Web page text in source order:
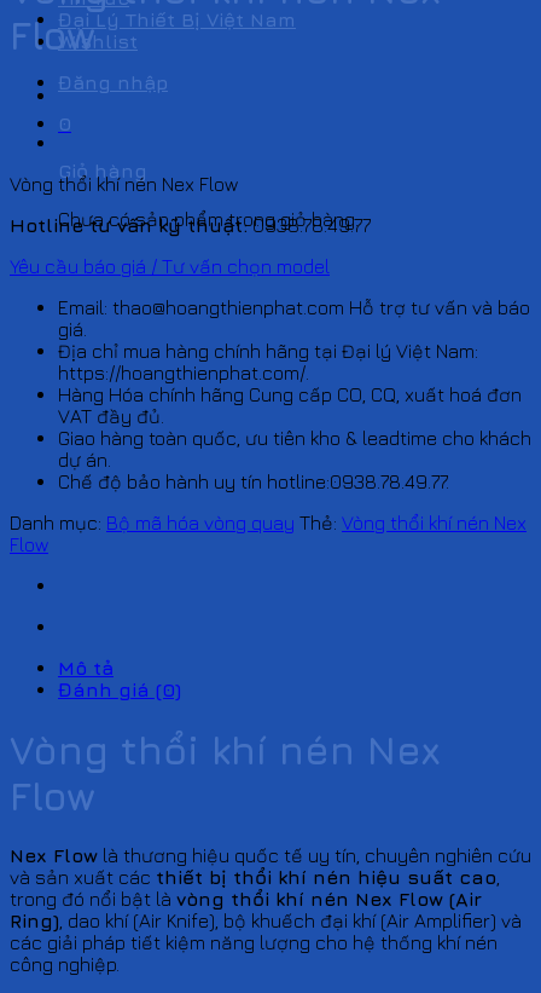
Đại Lý Thiết Bị Việt Nam
Wishlist
Đăng nhập
0
Giỏ hàng
Chưa có sản phẩm trong giỏ hàng.
Flow
Vòng thổi khí nén Nex Flow
Hotline tư vấn kỹ thuật: 0938.78.49.77
Yêu cầu báo giá / Tư vấn chọn model
Email: thao@hoangthienphat.com Hỗ trợ tư vấn và báo
giá.
Địa chỉ mua hàng chính hãng tại Đại lý Việt Nam:
https://hoangthienphat.com/.
Hàng Hóa chính hãng Cung cấp CO, CQ, xuất hoá đơn
VAT đầy đủ.
Giao hàng toàn quốc, ưu tiên kho & leadtime cho khách
dự án.
Chế độ bảo hành uy tín hotline:0938.78.49.77.
Danh mục: Bộ mã hóa vòng quay Thẻ: Vòng thổi khí nén Nex
Flow
Mô tả
Đánh giá (0)
Vòng thổi khí nén Nex
Flow
Nex Flow là thương hiệu quốc tế uy tín, chuyên nghiên cứu
và sản xuất các thiết bị thổi khí nén hiệu suất cao
trong đó nổi bật là vòng thổi khí nén Nex Flow (Air
Ring) , dao khí (Air Knife), bộ khuếch đại khí (Air Amplifier) và
các giải pháp tiết kiệm năng lượng cho hệ thống khí nén
công nghiệp.